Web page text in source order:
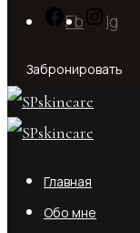
Fb Ig
Забронировать
Главная
Обо мне